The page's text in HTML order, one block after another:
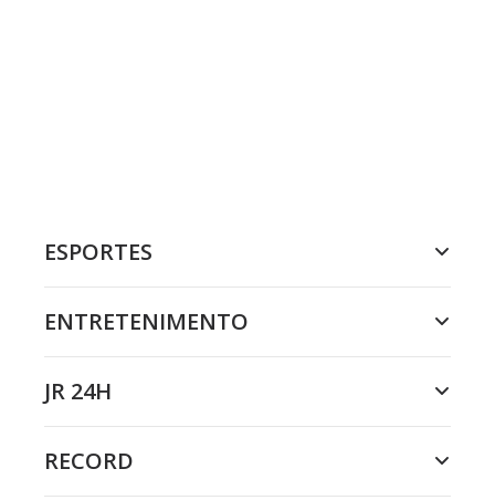
ESPORTES
ENTRETENIMENTO
JR 24H
RECORD